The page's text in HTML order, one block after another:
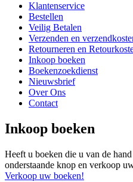
Klantenservice
Bestellen
Veilig Betalen
Verzenden en
Retourneren en
Inkoop boeken
Boekenzoekdienst
Nieuwsbrief
Over Ons
Contact
Inkoop boeken
Heeft u boeken die u van de
onderstaande knop en verkoop
Verkoop uw boeken!